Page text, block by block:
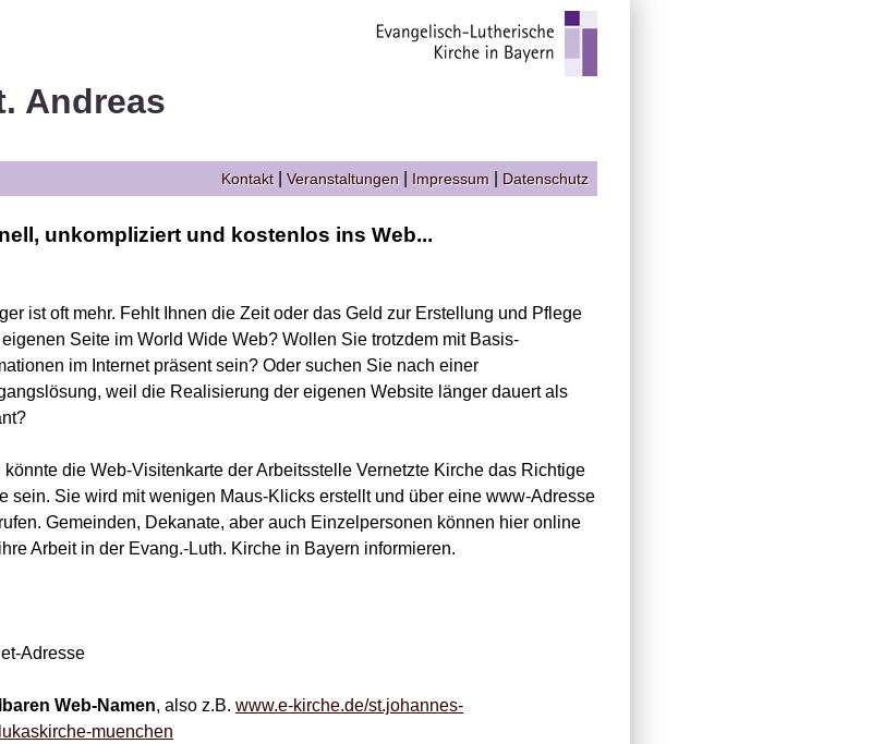
Andreas
Kontakt| Veranstaltungen Impressum Datenschutz
unkompliziert und kostenlos ins Web...
ist oft mehr. Fehlt Ihnen die Zeit oder das Geld zur Erstellung und Pflege
Seite im World Wide Web? Wollen Sie trotzdem mit Basis-
im Internet präsent sein? Oder suchen Sie nach einer
weil die Realisierung der eigenen Website länger dauert als
könnte die Web-Visitenkarte der Arbeitsstelle Vernetzte Kirche das Richtige
sein. Sie wird mit wenigen Maus-Klicks erstellt und über eine www-Adresse
Gemeinden, Dekanate, aber auch Einzelpersonen können hier online
Arbeit in der Evang.-Luth. Kirche in Bayern informieren.
Adresse
Web-Namen, also z.B. www.e-kirche.de/st.johannes-
muenchen